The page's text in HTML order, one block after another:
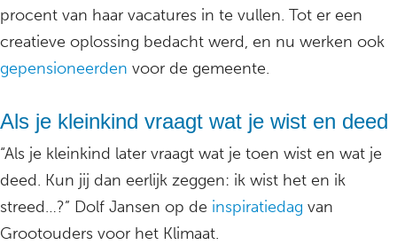
procent van haar vacatures in te vullen. Tot er een
creatieve oplossing bedacht werd, en nu werken ook
gepensioneerden voor de gemeente.
Als je kleinkind vraagt wat je wist en deed
“Als je kleinkind later vraagt wat je toen wist en wat je
deed. Kun jij dan eerlijk zeggen: ik wist het en ik
streed…?” Dolf Jansen op de inspiratiedag van
Grootouders voor het Klimaat.